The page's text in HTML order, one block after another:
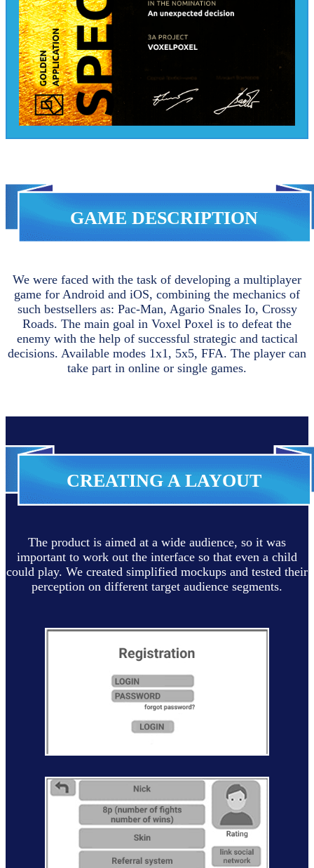
GAME DESCRIPTION
We were faced with the task of developing a multiplayer
game for Android and iOS, combining the mechanics of
such bestsellers as: Pac-Man, Agario Snales Io, Crossy
Roads. The main goal in Voxel Poxel is to defeat the
enemy with the help of successful strategic and tactical
decisions. Available modes 1x1, 5x5, FFA. The player can
take part in online or single games.
CREATING A LAYOUT
The product is aimed at a wide audience, so it was
important to work out the interface so that even a child
could play. We created simplified mockups and tested their
perception on different target audience segments.